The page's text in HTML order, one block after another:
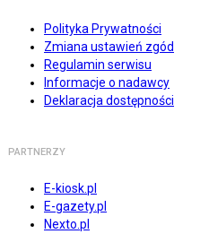
Polityka Prywatności
Zmiana ustawień zgód
Regulamin serwisu
Informacje o nadawcy
Deklaracja dostępności
PARTNERZY
E-kiosk.pl
E-gazety.pl
Nexto.pl